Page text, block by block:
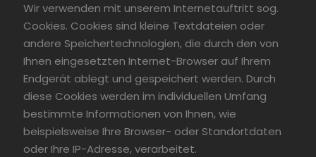
Wir verwenden mit unserem Internetauftritt sog.
Cookies. Cookies sind kleine Textdateien oder
andere Speichertechnologien, die durch den von
Ihnen eingesetzten Internet-Browser auf Ihrem
Endgerät ablegt und gespeichert werden. Durch
diese Cookies werden im individuellen Umfang
bestimmte Informationen von Ihnen, wie
beispielsweise Ihre Browser- oder Standortdaten
oder Ihre IP-Adresse, verarbeitet.